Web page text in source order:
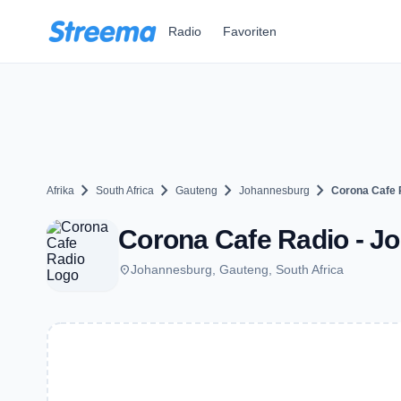
Radio Favoriten
Afrika chevron_right South Africa chevron_right Gauteng chevron_right Johannesburg chevron_right Corona Cafe
Corona Cafe Radio -
placeJohannesburg, Gauteng, South Africa